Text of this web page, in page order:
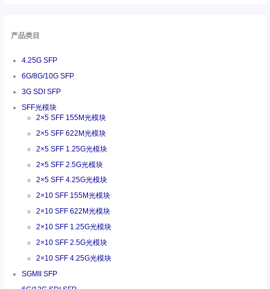
产品类目
4.25G SFP
6G/8G/10G SFP
3G SDI SFP
SFF光模块
2×5 SFF 155M光模块
2×5 SFF 622M光模块
2×5 SFF 1.25G光模块
2×5 SFF 2.5G光模块
2×5 SFF 4.25G光模块
2×10 SFF 155M光模块
2×10 SFF 622M光模块
2×10 SFF 1.25G光模块
2×10 SFF 2.5G光模块
2×10 SFF 4.25G光模块
SGMII SFP